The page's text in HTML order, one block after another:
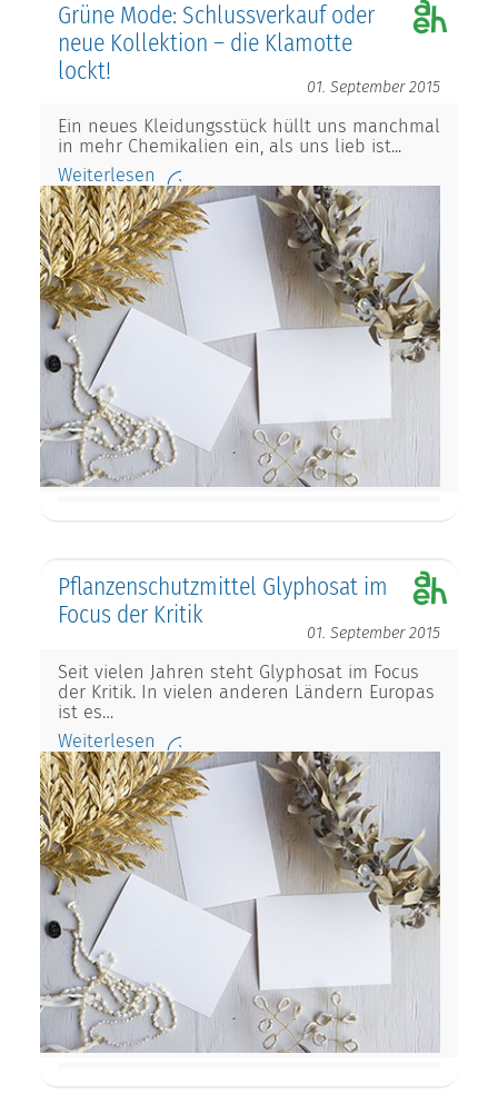
Grüne Mode: Schlussverkauf oder
neue Kollektion – die Klamotte
lockt!
01. September 2015
Ein neues Kleidungsstück hüllt uns manchmal
in mehr Chemikalien ein, als uns lieb ist...
Weiterlesen
Pflanzenschutzmittel Glyphosat im
Focus der Kritik
01. September 2015
Seit vielen Jahren steht Glyphosat im Focus
der Kritik. In vielen anderen Ländern Europas
ist es…
Weiterlesen